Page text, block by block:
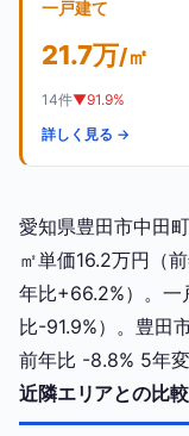
一戸建て
21.7万/㎡
14件▼91.9%
詳しく見る →
愛知県豊田市中田
㎡単価16.2万円（
年比+66.2%）。一
比-91.9%）。豊田
前年比 -8.8% 5年
近隣エリアとの比較